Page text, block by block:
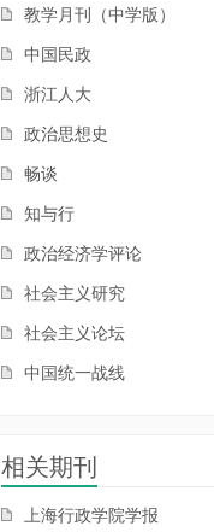
教学月刊（中学版）
中国民政
浙江人大
政治思想史
畅谈
知与行
政治经济学评论
社会主义研究
社会主义论坛
中国统一战线
相关期刊
上海行政学院学报